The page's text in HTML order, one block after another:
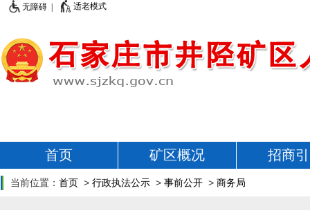
无障碍 | 适老模式
首页 矿区概况 招商
当前位置： 首页 > 行政执法公示 > 事前公开 > 商务局